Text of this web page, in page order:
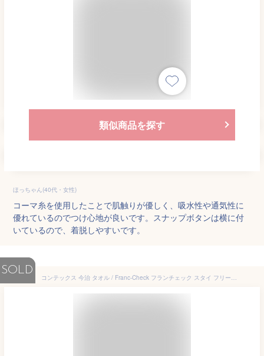
類似商品を探す
ほっちゃん(40代・女性)
コーマ糸を使用したことで肌触りが優しく、吸水性や通気性に
優れているのでつけ心地が良いです。スナップボタンは横に付
いているので、着脱しやすいです。
SOLD
コンテックス 今治 タオル / Franc-Check フランチェック スタイ フリーサイズ 《 2枚まで メール便 対応 》 | ギフト 内祝い 内祝 オーガニック 出産祝い 男の子 女の子 おしゃれ オーガニック ベビー ベビーギフト チェック かわいい 吸水 国産 日本製 ブランド